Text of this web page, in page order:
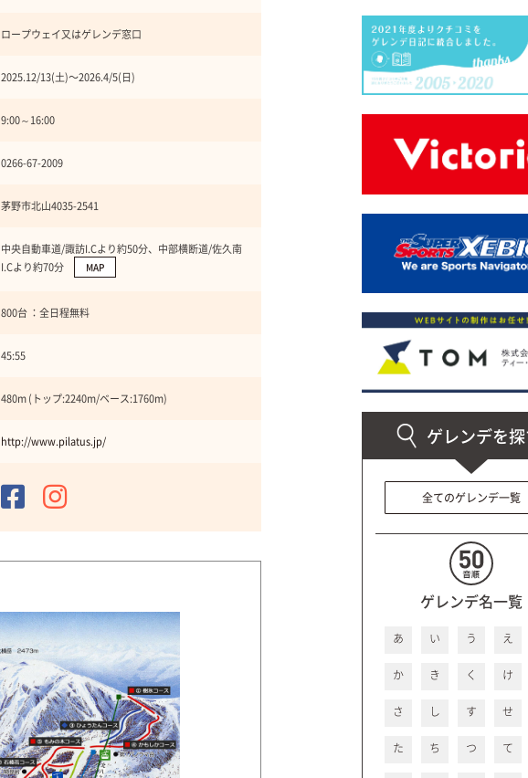
ロープウェイ又はゲレンデ窓口
2025.12/13(土)〜2026.4/5(日)
9:00～16:00
0266-67-2009
茅野市北山4035-2541
中央自動車道/諏訪I.Cより約50分、中部横断道/佐久南
I.Cより約70分
MAP
800台 ：全日程無料
45:55
480m (トップ:2240m/ベース:1760m)
http://www.pilatus.jp/
全てのゲレンデ一覧
ゲレンデ名一覧
あ い う え
か き く け
さ し す せ
た ち つ て